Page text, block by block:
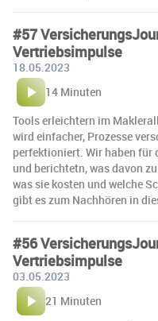
#57
Vertriebsimpulse
18.05.2023
14 Minuten
Tools erleichtern im
wird einfacher, Prozesse
perfektioniert. Wir haben für
und berichtetn, was davon
was sie kosten und welche
gibt es zum Nachhören in
#56
Vertriebsimpulse
03.05.2023
21 Minuten